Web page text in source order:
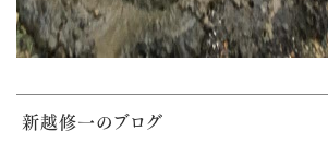
新越修一のブログ